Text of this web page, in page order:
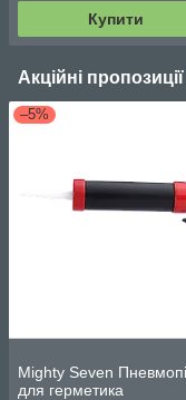
Купити
Акційні
–5%
Mighty Seven
для герметика